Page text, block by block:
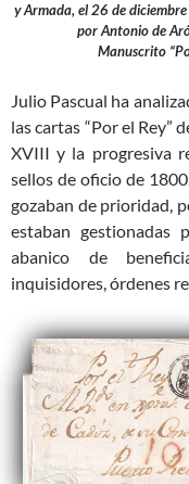
y Armada, el 26 de
por Antonio de
Manuscrito
Julio Pascual ha
las cartas “Por el Rey”
XVIII y la progresiva
sellos de oficio de
gozaban de prioridad,
estaban gestionadas
abanico de
inquisidores, órdenes